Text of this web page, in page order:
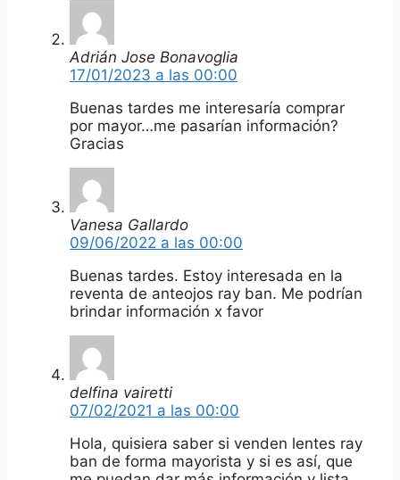
Adrián Jose Bonavoglia
17/01/2023 a las 00:00
Buenas tardes me interesaría comprar
por mayor…me pasarían información?
Gracias
Vanesa Gallardo
09/06/2022 a las 00:00
Buenas tardes. Estoy interesada en la
reventa de anteojos ray ban. Me podrían
brindar información x favor
delfina vairetti
07/02/2021 a las 00:00
Hola, quisiera saber si venden lentes ray
ban de forma mayorista y si es así, que